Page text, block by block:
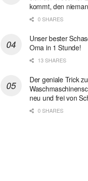
kommt, den
0 SHARES
Unser bester
Oma in 1 Stunde!
13 SHARES
Der geniale Trick
neu und frei von
0 SHARES